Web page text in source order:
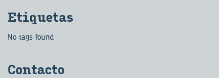
Eti­que­tas
No tags found
Con­tac­to